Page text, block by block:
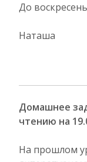
До
Наташа
Домашнее
чтению на
На прошлом